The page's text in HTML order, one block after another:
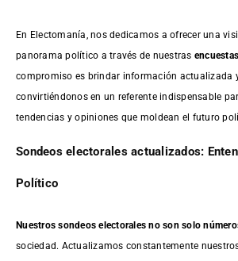
En Electomanía, nos dedicamos a ofrecer una
panorama político a través de nuestras
compromiso es brindar información actualizada
convirtiéndonos en un referente indispensable
tendencias y opiniones que moldean el futuro
Sondeos electorales actualizados:
Político
Nuestros sondeos electorales no son solo
sociedad. Actualizamos constantemente